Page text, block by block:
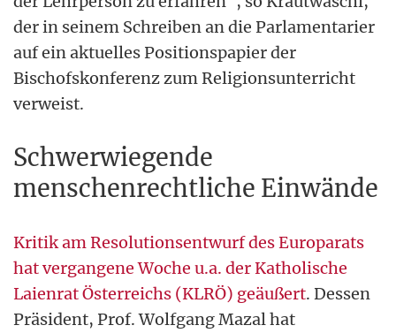
der in seinem Schreiben an die Parlamentarier
auf ein aktuelles Positionspapier der
Bischofskonferenz zum Religionsunterricht
verweist.
Schwerwiegende
menschenrechtliche Einwände
Kritik am Resolutionsentwurf des Europarats
hat vergangene Woche u.a. der Katholische
Laienrat Österreichs (KLRÖ) geäußert. Dessen
Präsident, Prof. Wolfgang Mazal hat